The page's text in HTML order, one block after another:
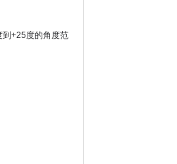
到+25度的角度范